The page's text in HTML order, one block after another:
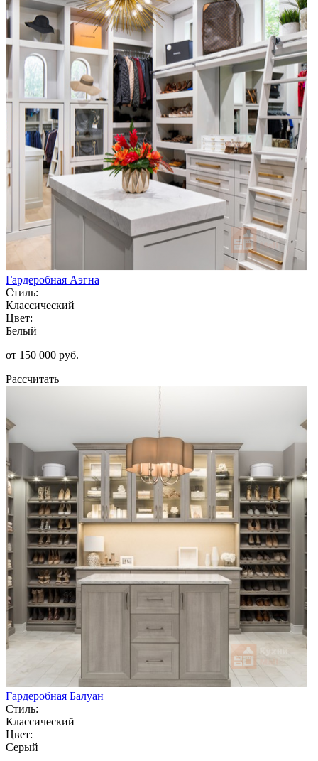
Гардеробная Аэгна
Стиль:
Классический
Цвет:
Белый
от 150 000 руб.
Рассчитать
Гардеробная Балуан
Стиль:
Классический
Цвет:
Серый